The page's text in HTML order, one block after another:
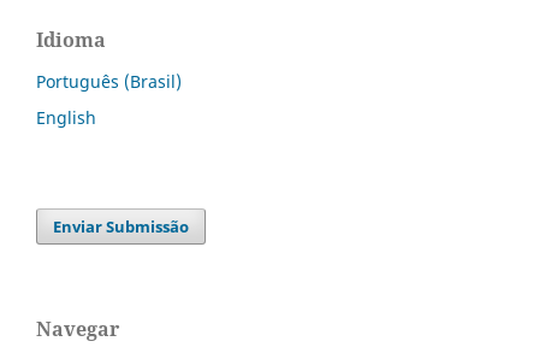
Idioma
Português (Brasil)
English
Enviar Submissão
Navegar